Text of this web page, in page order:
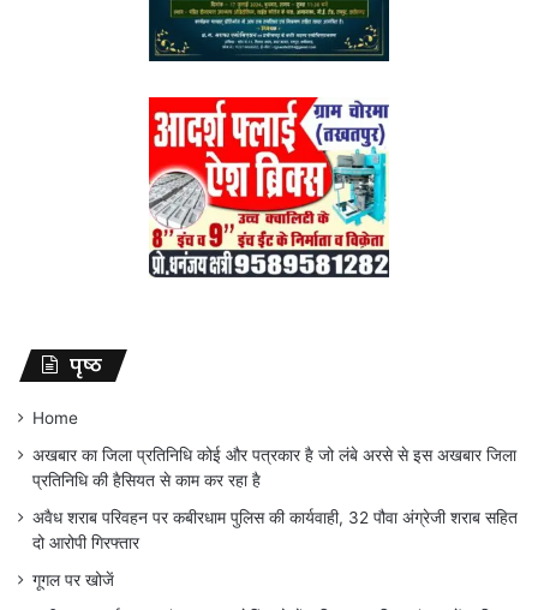
पृष्ठ
Home
अखबार का जिला प्रतिनिधि कोई और पत्रकार है जो लंबे अरसे से इस अखबार जिला
प्रतिनिधि की हैसियत से काम कर रहा है
अवैध शराब परिवहन पर कबीरधाम पुलिस की कार्यवाही, 32 पौवा अंग्रेजी शराब सहित
दो आरोपी गिरफ्तार
गूगल पर खोजें